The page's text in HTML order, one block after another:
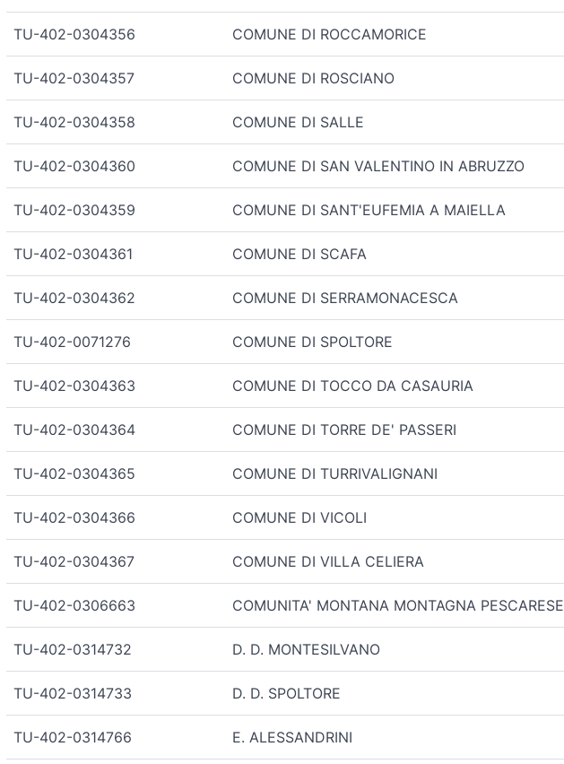
TU-402-0304356 COMUNE DI ROCCAMORICE
TU-402-0304357 COMUNE DI ROSCIANO
TU-402-0304358 COMUNE DI SALLE
TU-402-0304360 COMUNE DI SAN VALENTINO IN ABRUZZO
TU-402-0304359 COMUNE DI SANT'EUFEMIA A MAIELLA
TU-402-0304361 COMUNE DI SCAFA
TU-402-0304362 COMUNE DI SERRAMONACESCA
TU-402-0071276 COMUNE DI SPOLTORE
TU-402-0304363 COMUNE DI TOCCO DA CASAURIA
TU-402-0304364 COMUNE DI TORRE DE' PASSERI
TU-402-0304365 COMUNE DI TURRIVALIGNANI
TU-402-0304366 COMUNE DI VICOLI
TU-402-0304367 COMUNE DI VILLA CELIERA
TU-402-0306663 COMUNITA' MONTANA MONTAGNA PESCARESE
TU-402-0314732 D. D. MONTESILVANO
TU-402-0314733 D. D. SPOLTORE
TU-402-0314766 E. ALESSANDRINI